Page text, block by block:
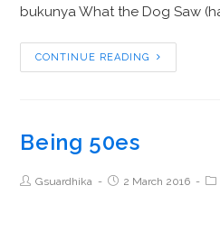
bukunya What the Dog Saw
CONTINUE READING
Being 50es
Gsuardhika 2 March 2016